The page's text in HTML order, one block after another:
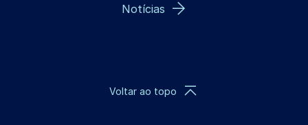
Notícias
Voltar ao topo